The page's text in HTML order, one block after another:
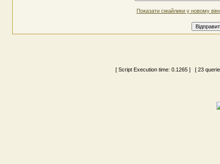
Показати смайлики у новому
[ Script Execution time: 0.1265 ] [ 23